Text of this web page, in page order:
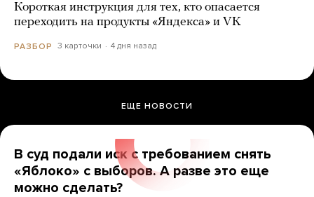
Короткая инструкция для тех, кто опасается
переходить на продукты «Яндекса» и VK
РАЗБОР 3 карточки 4 дня назад
ЕЩЕ НОВОСТИ
В суд подали иск с требованием снять
«Яблоко» с выборов. А разве это еще
можно сделать?